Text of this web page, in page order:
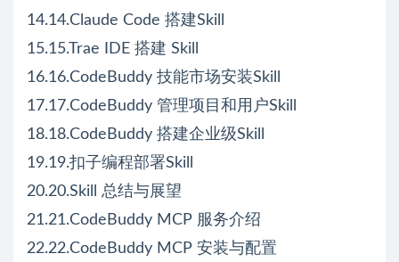
14.14.Claude Code 搭建Skill
15.15.Trae IDE 搭建 Skill
16.16.CodeBuddy 技能市场安装Skill
17.17.CodeBuddy 管理项目和用户Skill
18.18.CodeBuddy 搭建企业级Skill
19.19.扣子编程部署Skill
20.20.Skill 总结与展望
21.21.CodeBuddy MCP 服务介绍
22.22.CodeBuddy MCP 安装与配置